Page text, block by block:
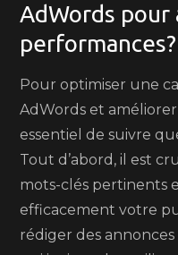
AdWords pour
performances?
Pour optimiser une
AdWords et
essentiel de suivre
Tout d’abord, il est
mots-clés pertinents
efficacement votre
rédiger des